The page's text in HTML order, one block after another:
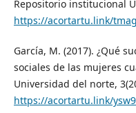
Repositorio institucional
https://acortartu.link/
García, M. (2017). ¿Qué
sociales de las mujeres
Universidad del norte,
https://acortartu.link/